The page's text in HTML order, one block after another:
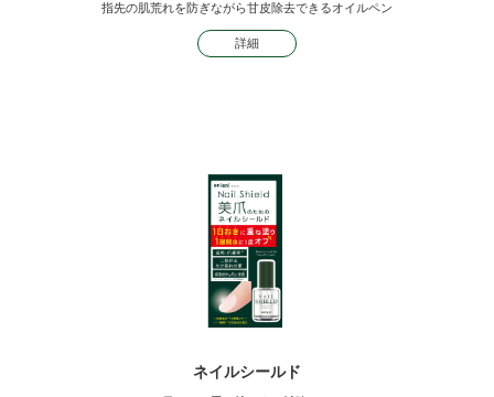
指先の肌荒れを防ぎながら甘皮除去できるオイルペン
詳細
ネイルシールド